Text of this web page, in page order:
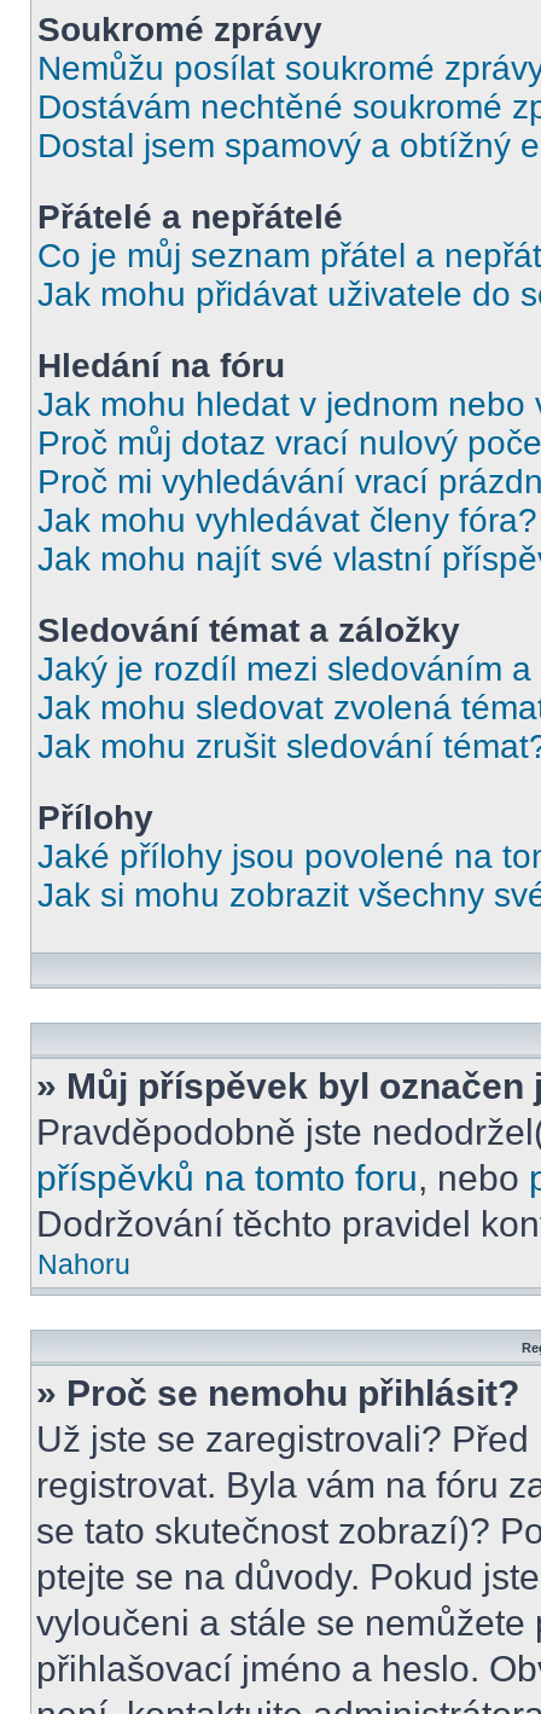
Soukromé zprávy
Nemůžu posílat soukromé
Dostávám nechtěné soukromé
Dostal jsem spamový a obtížný
Přátelé a nepřátelé
Co je můj seznam přátel a
Jak mohu přidávat uživatele do
Hledání na fóru
Jak mohu hledat v jednom nebo
Proč můj dotaz vrací nulový
Proč mi vyhledávání vrací
Jak mohu vyhledávat členy fóra?
Jak mohu najít své vlastní
Sledování témat a záložky
Jaký je rozdíl mezi sledováním a
Jak mohu sledovat zvolená
Jak mohu zrušit sledování
Přílohy
Jaké přílohy jsou povolené na
Jak si mohu zobrazit všechny
» Můj příspěvek byl
Pravděpodobně jste
příspěvků na tomto foru, nebo
Dodržování těchto pravidel
Nahoru
» Proč se nemohu přihlásit?
Už jste se zaregistrovali?
registrovat. Byla vám na fóru
se tato skutečnost zobrazí)?
ptejte se na důvody. Pokud
vyloučeni a stále se
přihlašovací jméno a heslo.